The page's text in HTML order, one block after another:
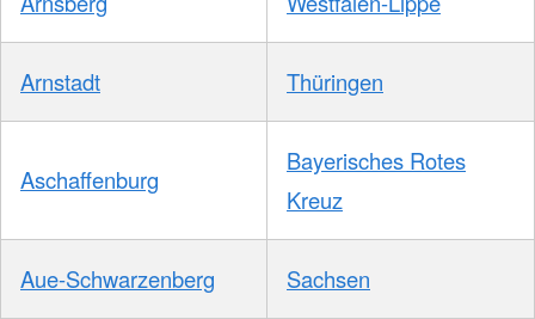
Arnstadt Thüringen
Aschaffenburg
Bayerisches Rotes
Kreuz
Aue-Schwarzenberg Sachsen